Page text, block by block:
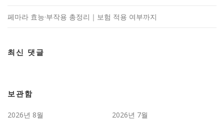
페마라 효능·부작용 총정리｜보험 적용 여부까지
최신 댓글
보관함
2026년 8월
2026년 7월